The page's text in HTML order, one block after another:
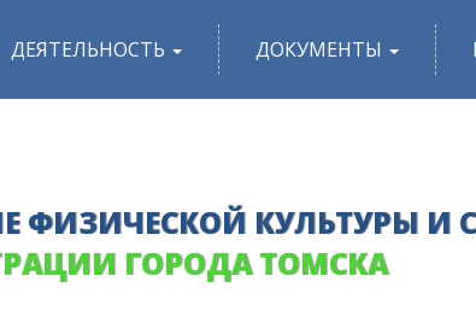
ДЕЯТЕЛЬНОСТЬ ДОКУМЕНТЫ
ФИЗИЧЕСКОЙ КУЛЬТУРЫ И
ГОРОДА ТОМСКА